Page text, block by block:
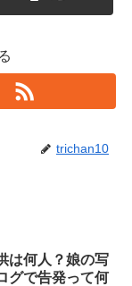
trichan10
は何人？娘の写
グで告発って何